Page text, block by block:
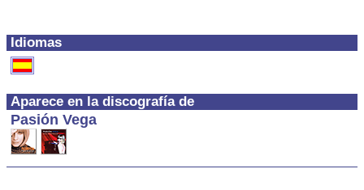
Idiomas
Aparece en la discografía de
Pasión Vega